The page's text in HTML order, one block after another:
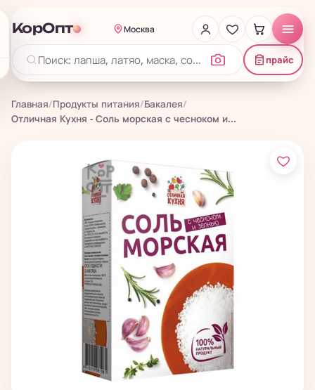
КорОпт Москва
прайс
Главная/Продукты питания/Бакалея/
Отличная Кухня - Соль морская с чесноком и...